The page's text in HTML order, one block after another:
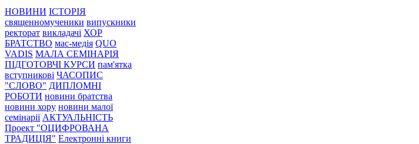
НОВИНИ ІСТОРІЯ
священномученики випускники
ректорат викладачі ХОР
БРАТСТВО мас-медія QUO
VADIS МАЛА СЕМІНАРІЯ
ПІДГОТОВЧІ КУРСИ пам'ятка
вступникові ЧАСОПИС
"СЛОВО" ДИПЛОМНІ
РОБОТИ новини братства
новини хору новини малої
семінарії АКТУАЛЬНІСТЬ
Проект "ОЦИФРОВАНА
ТРАДИЦІЯ" Електронні книги